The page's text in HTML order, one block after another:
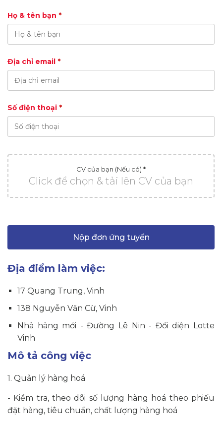
Họ & tên bạn *
Địa chỉ email *
Số điện thoại *
CV của bạn (Nếu có) *
Click để chọn & tải lên CV của bạn
Nộp đơn ứng tuyển
Địa điểm làm việc:
17 Quang Trung, Vinh
138 Nguyễn Văn Cừ, Vinh
Nhà hàng mới - Đường Lê Nin - Đối diện Lotte
Vinh
Mô tả công việc
1. Quản lý hàng hoá
- Kiểm tra, theo dõi số lượng hàng hoá theo phiếu
đặt hàng, tiêu chuẩn, chất lượng hàng hoá